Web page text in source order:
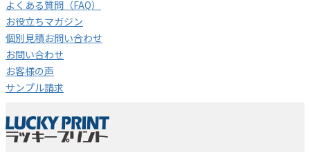
よくある質問（FAQ）
お役立ちマガジン
個別見積お問い合わせ
お問い合わせ
お客様の声
サンプル請求